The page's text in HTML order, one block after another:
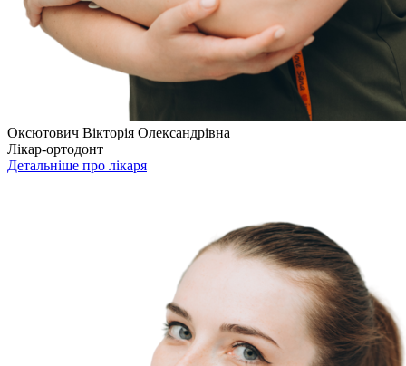
Оксютович Вікторія Олександрівна
Лікар-ортодонт
Детальніше про лікаря